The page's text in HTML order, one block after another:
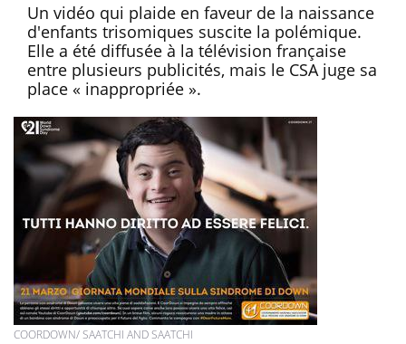
Un vidéo qui plaide en faveur de la naissance
d'enfants trisomiques suscite la polémique.
Elle a été diffusée à la télévision française
entre plusieurs publicités, mais le CSA juge sa
place « inappropriée ».
COORDOWN/ SAATCHI AND SAATCHI